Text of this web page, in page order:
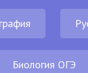
Биология ОГЭ